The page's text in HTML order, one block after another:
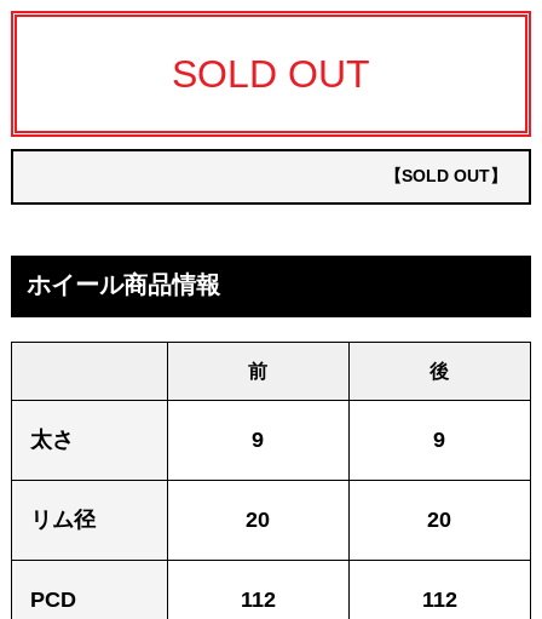
SOLD OUT
【SOLD OUT】
ホイール商品情報
前 後
太さ 9 9
リム径 20 20
PCD 112 112